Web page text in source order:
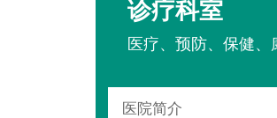
诊疗科室
医疗、预防、保健、
医院简介